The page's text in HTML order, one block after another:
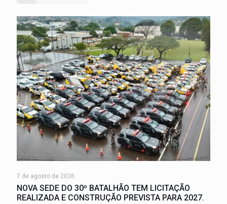
7 de agosto de 2026
NOVA SEDE DO 30º BATALHÃO TEM LICITAÇÃO
REALIZADA E CONSTRUÇÃO PREVISTA PARA 2027.